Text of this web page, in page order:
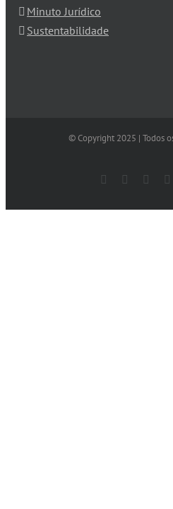
Minuto Jurídico
Sustentabilidade
© Copyright 2025 | Todos
PinterestTwitter